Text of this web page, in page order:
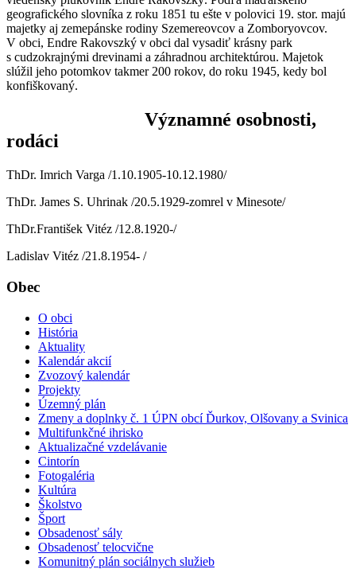
geografického slovníka z roku 1851 tu ešte v polovici 19. stor. majú
majetky aj zemepánske rodiny Szemereovcov a Zomboryovcov.
V obci, Endre Rakovszký v obci dal vysadiť krásny park
s cudzokrajnými drevinami a záhradnou architektúrou. Majetok
slúžil jeho potomkov takmer 200 rokov, do roku 1945, kedy bol
konfiškovaný.
Významné osobnosti,
rodáci
ThDr. Imrich Varga /1.10.1905-10.12.1980/
ThDr. James S. Uhrinak /20.5.1929-zomrel v Minesote/
ThDr.František Vitéz /12.8.1920-/
Ladislav Vitéz /21.8.1954- /
Obec
O obci
História
Aktuality
Kalendár akcií
Zvozový kalendár
Projekty
Územný plán
Zmeny a doplnky č. 1 ÚPN obcí Ďurkov, Olšovany a Svinica
Multifunkčné ihrisko
Aktualizačné vzdelávanie
Cintorín
Fotogaléria
Kultúra
Školstvo
Šport
Obsadenosť sály
Obsadenosť telocvične
Komunitný plán sociálnych služieb